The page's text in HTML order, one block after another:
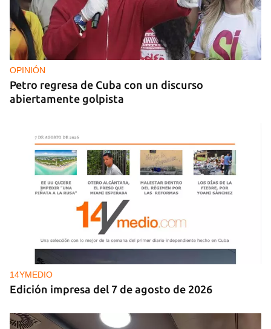
NICARAGUA
EE UU propone a la OEA convocar a los
cancilleres para "tomar medidas" contra las
decisiones de Ortega
OPINIÓN
Petro regresa de Cuba con un discurso
abiertamente golpista
14YMEDIO
Edición impresa del 7 de agosto de 2026